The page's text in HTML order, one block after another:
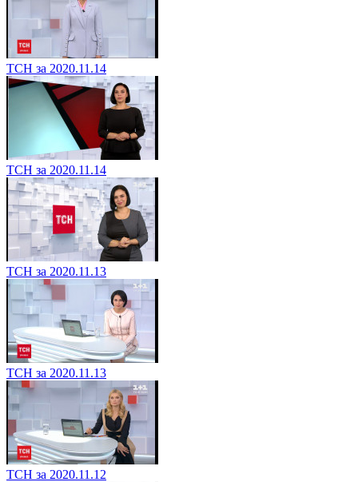
ТСН за 2020.11.14
ТСН за 2020.11.14
ТСН за 2020.11.13
ТСН за 2020.11.13
ТСН за 2020.11.12